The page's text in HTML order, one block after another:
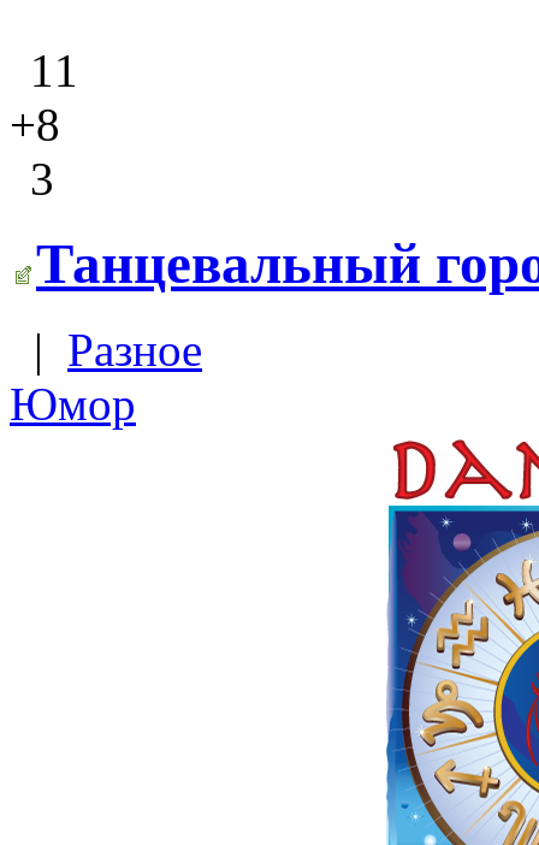
11
+8
3
Танцевальный
| Разное
Юмор